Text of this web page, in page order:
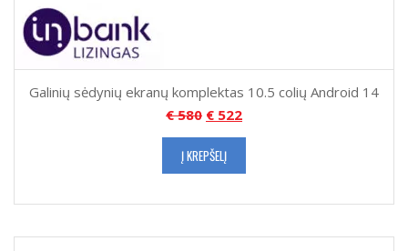
Galinių sėdynių ekranų komplektas 10.5 colių Android 14
€580 € 522
Į KREPŠELĮ